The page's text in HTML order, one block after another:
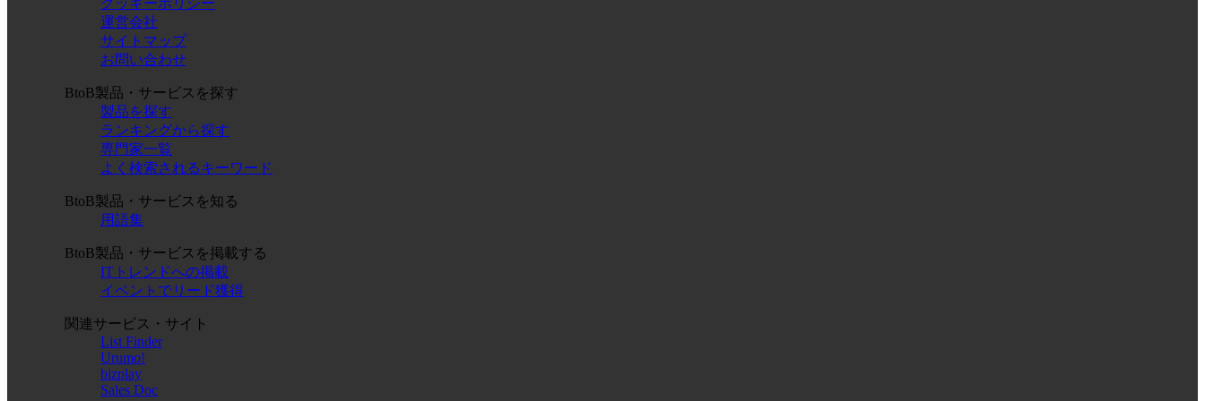
クッキーポリシー
運営会社
サイトマップ
お問い合わせ
BtoB製品・サービスを探す
製品を探す
ランキングから探す
専門家一覧
よく検索されるキーワード
BtoB製品・サービスを知る
用語集
BtoB製品・サービスを掲載する
ITトレンドへの掲載
イベントでリード獲得
関連サービス・サイト
List Finder
Urumo!
bizplay
Sales Doc